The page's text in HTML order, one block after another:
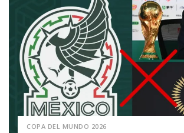
COPA DEL MUNDO 2026